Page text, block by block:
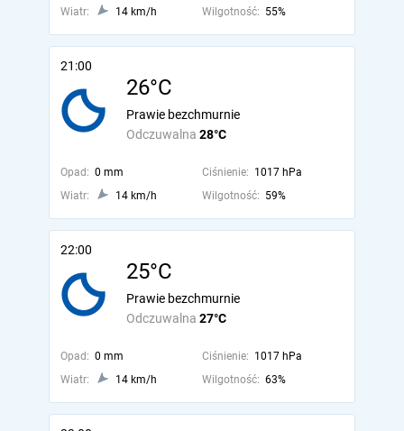
Wiatr:
14 km/h Wilgotność: 55%
21:00
26°C
Odczuwalna 28°C
Prawie bezchmurnie
Opad: 0 mm Ciśnienie: 1017 hPa
Wiatr:
14 km/h Wilgotność: 59%
22:00
25°C
Odczuwalna 27°C
Prawie bezchmurnie
Opad: 0 mm Ciśnienie: 1017 hPa
Wiatr:
14 km/h Wilgotność: 63%